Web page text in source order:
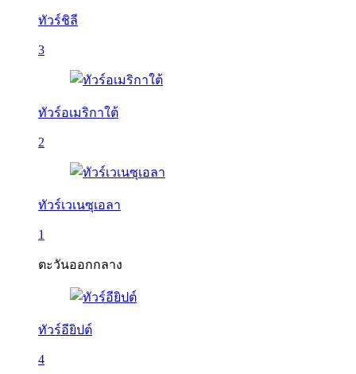
ทัวร์ชิลี
3
ทัวร์อเมริกาใต้
2
ทัวร์เวเนซุเอลา
1
ตะวันออกกลาง
ทัวร์อียิปต์
4